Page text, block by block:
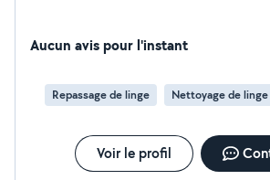
Aucun avis pour l'instant
Repassage de linge Nettoyage de linge
Voir le profil